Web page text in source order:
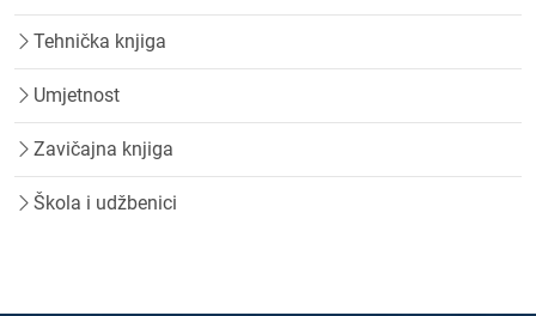
Tehnička knjiga
Umjetnost
Zavičajna knjiga
Škola i udžbenici